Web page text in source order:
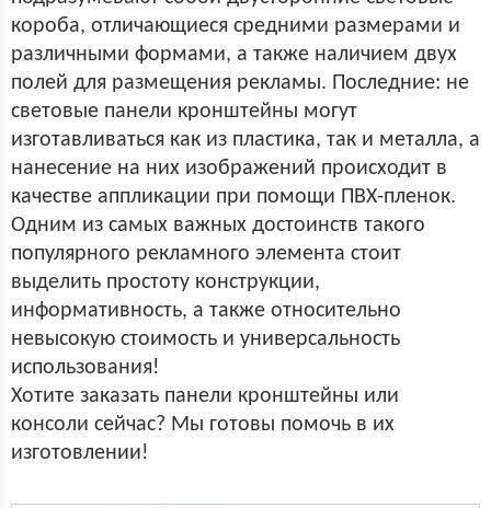
короба, отличающиеся средними размерами и
различными формами, а также наличием двух
полей для размещения рекламы. Последние: не
световые панели кронштейны могут
изготавливаться как из пластика, так и металла, а
нанесение на них изображений происходит в
качестве аппликации при помощи ПВХ-пленок.
Одним из самых важных достоинств такого
популярного рекламного элемента стоит
выделить простоту конструкции,
информативность, а также относительно
невысокую стоимость и универсальность
использования!
Хотите заказать панели кронштейны или
консоли сейчас? Мы готовы помочь в их
изготовлении!